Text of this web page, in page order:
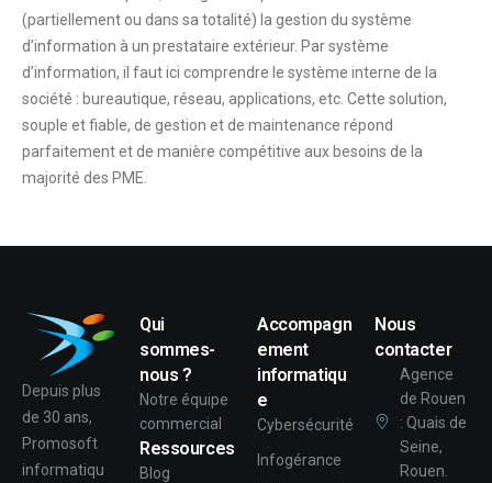
(partiellement ou dans sa totalité) la gestion du système
d’information à un prestataire extérieur. Par système
d’information, il faut ici comprendre le système interne de la
société : bureautique, réseau, applications, etc. Cette solution,
souple et fiable, de gestion et de maintenance répond
parfaitement et de manière compétitive aux besoins de la
majorité des PME.
Depuis plus
de 30 ans,
Promosoft
informatiqu
Qui
sommes-
nous ?
Notre équipe
commercial
Ressources
Blog
Accompagn
ement
informatiqu
e
Cybersécurité
Infogérance
Nous
contacter
Agence
de Rouen
: Quais de
Seine,
Rouen.